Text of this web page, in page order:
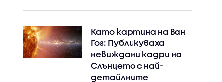
Като картина на Ван
Гог: Публикуваха
невиждани кадри на
Слънцето с най-
детайлните